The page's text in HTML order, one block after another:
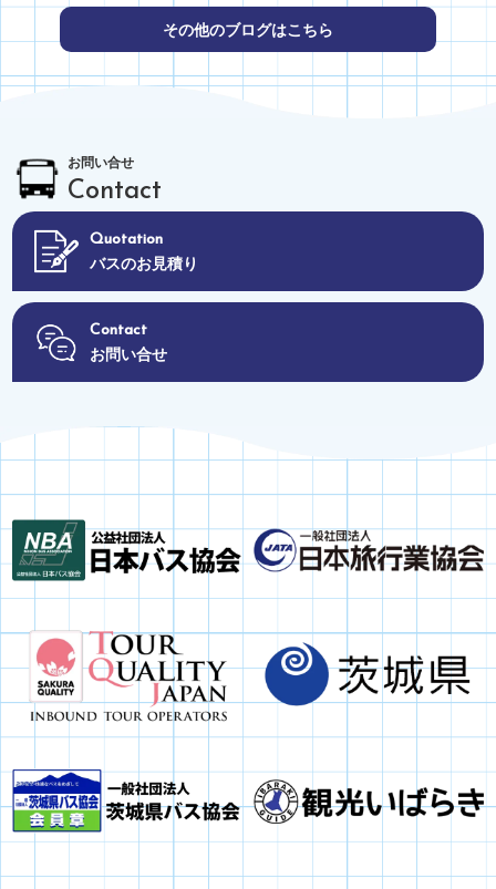
その他のブログはこちら
お問い合せ
Contact
Quotation
バスのお見積り
Contact
お問い合せ